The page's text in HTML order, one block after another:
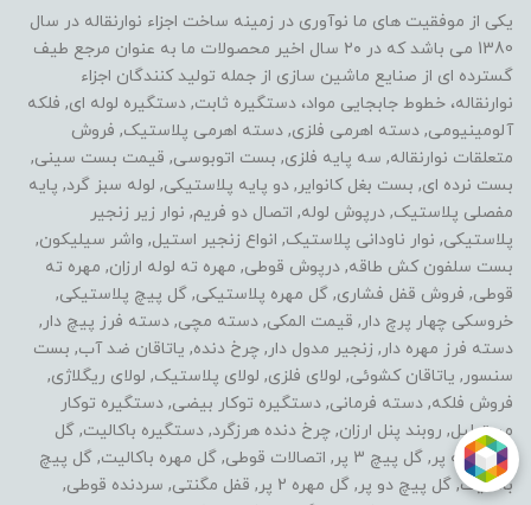
یکی از موفقیت های ما نوآوری در زمینه ساخت اجزاء نوارنقاله در سال
1380 می باشد که در ۲۰ سال اخیر محصولات ما به عنوان مرجع طیف
گسترده ای از صنایع ماشین سازی از جمله تولید کنندگان اجزاء
نوارنقاله، خطوط جابجایی مواد، دستگیره ثابت, دستگیره لوله ای, فلکه
آلومینیومی, دسته اهرمی فلزی, دسته اهرمی پلاستیک, فروش
متعلقات نوارنقاله, سه پایه فلزی, بست اتوبوسی, قیمت بست سینی,
بست نرده ای, بست بغل کانوایر, دو پایه پلاستیکی, لوله سبز گرد, پایه
مفصلی پلاستیک, درپوش لوله, اتصال دو فریم, نوار زیر زنجیر
پلاستیکی, نوار ناودانی پلاستیک, انواع زنجیر استیل, واشر سیلیکون,
بست سلفون کش طاقه, درپوش قوطی, مهره ته لوله ارزان, مهره ته
قوطی, فروش قفل فشاری, گل مهره پلاستیکی, گل پیچ پلاستیکی,
خروسکی چهار پرچ دار, قیمت المکی, دسته مچی, دسته فرز پیچ دار,
دسته فرز مهره دار, زنجیر مدول دار, چرخ دنده, یاتاقان ضد آب, بست
سنسور, یاتاقان کشوئی, لولای فلزی, لولای پلاستیک, لولای ریگلاژی,
فروش فلکه, دسته فرمانی, دستگیره توکار بیضی, دستگیره توکار
مستطیل, روبند پنل ارزان, چرخ دنده هرزگرد, دستگیره باکالیت, گل
مهره سه پر, گل پیچ 3 پر, اتصالات قوطی, گل مهره باکالیت, گل پیچ
باکالیت, گل پیچ دو پر, گل مهره 2 پر, قفل مگنتی, سردنده قوطی,